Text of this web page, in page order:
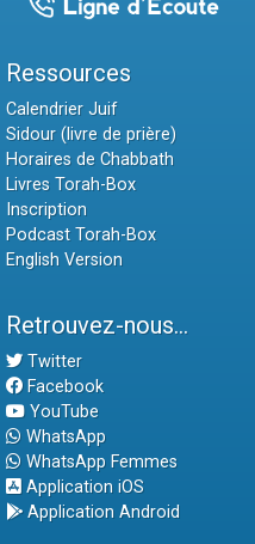
Ressources
Calendrier Juif
Sidour (livre de prière)
Horaires de Chabbath
Livres Torah-Box
Inscription
Podcast Torah-Box
English Version
Retrouvez-nous...
Twitter
Facebook
YouTube
WhatsApp
WhatsApp Femmes
Application iOS
Application Android